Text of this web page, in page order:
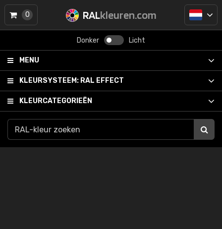
RALkleuren.com
Donker Licht
MENU
KLEURSYSTEEM: RAL EFFECT
KLEURCATEGORIEËN
0